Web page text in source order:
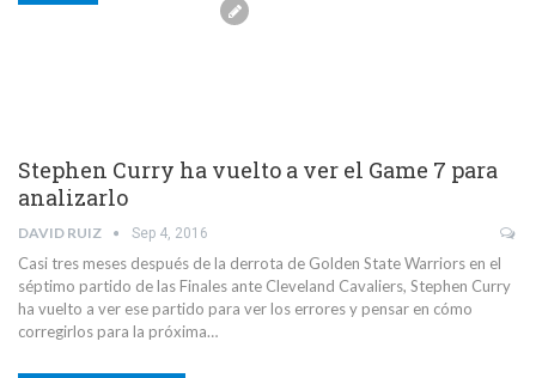
Stephen Curry ha vuelto a ver el Game 7 para
analizarlo
DAVID RUIZ Sep 4, 2016
Casi tres meses después de la derrota de Golden State Warriors en el
séptimo partido de las Finales ante Cleveland Cavaliers, Stephen Curry
ha vuelto a ver ese partido para ver los errores y pensar en cómo
corregirlos para la próxima…